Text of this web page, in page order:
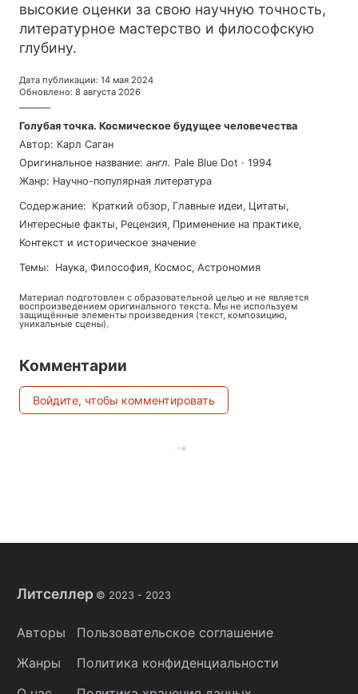
высокие оценки за свою научную точность,
литературное мастерство и философскую
глубину.
Дата публикации: 14 мая 2024
Обновлено: 8 августа 2026
———
Голубая точка. Космическое будущее человечества
Автор: Карл Саган
Оригинальное название: англ. Pale Blue Dot · 1994
Жанр: Научно-популярная литература
Содержание: Краткий обзор, Главные идеи, Цитаты,
Интересные факты, Рецензия, Применение на практике,
Контекст и историческое значение
Темы: наука, философия, космос, астрономия
Материал подготовлен с образовательной целью и не является
воспроизведением оригинального текста. Мы не используем
защищённые элементы произведения (текст, композицию,
уникальные сцены).
Комментарии
Войдите, чтобы комментировать
Литселлер © 2023 - 2023
Авторы
Жанры
Пользовательское соглашение
Политика конфиденциальности